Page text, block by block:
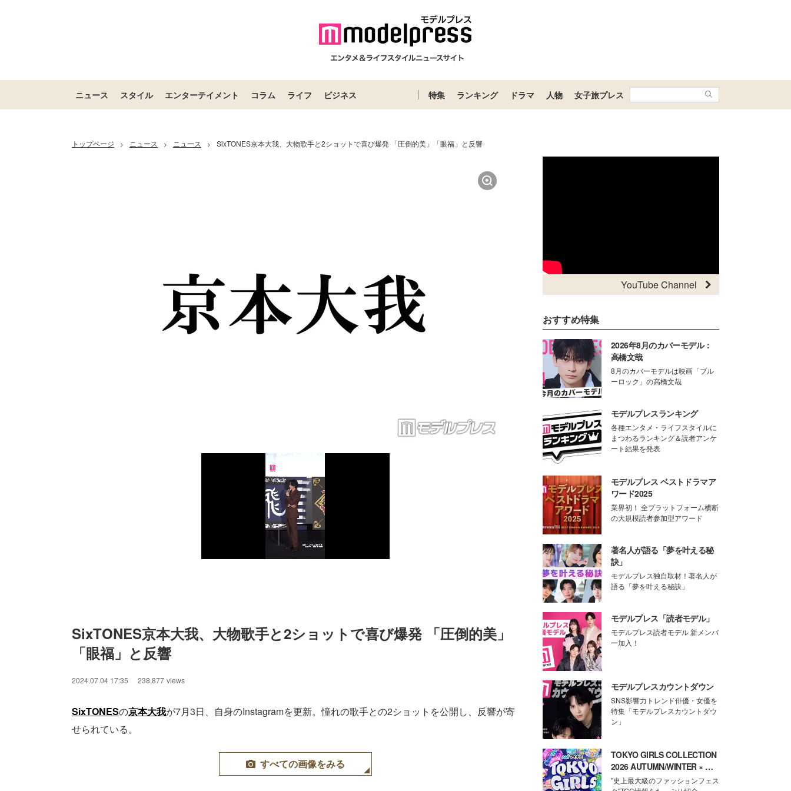
ニュース スタイル エンターテイメント コラム ライフ ビジネス 特集 ランキング ドラマ 人物 女子旅プレス
トップページ > ニュース > ニュース > SixTONES京本大我、大物歌手と2ショットで喜び爆発 「圧倒的美」「眼福」と反響
SixTONES京本大我、大物歌手と2ショットで喜び爆発 「圧倒的美」
「眼福」と反響
2024.07.04 17:35 238,877 views
SixTONESの京本大我が7月3日、自身のInstagramを更新。憧れの歌手との2ショットを公開し、反響が寄
せられている。
すべての画像をみる
YouTube Channel
おすすめ特集
2026年8月のカバーモデル：
高橋文哉
8月のカバーモデルは映画「ブル
ーロック」の高橋文哉
モデルプレスランキング
各種エンタメ・ライフスタイルに
まつわるランキング＆読者アンケ
ート結果を発表
モデルプレス ベストドラマア
ワード2025
業界初！ 全プラットフォーム横断
の大規模読者参加型アワード
著名人が語る「夢を叶える秘
訣」
モデルプレス独自取材！著名人が
語る「夢を叶える秘訣」
モデルプレス「読者モデル」
モデルプレス読者モデル 新メンバ
ー加入！
モデルプレスカウントダウン
SNS影響力トレンド俳優・女優を
特集「モデルプレスカウントダウ
ン」
TOKYO GIRLS COLLECTION
2026 AUTUMN/WINTER × モ
デルプレス
"史上最大級のファッションフェス